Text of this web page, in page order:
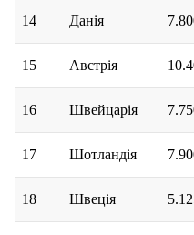
14 Данія
15 Австрія
16 Швейцарія
17 Шотландія
18 Швеція